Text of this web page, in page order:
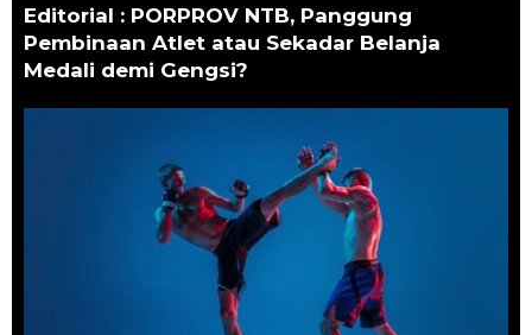
Editorial : PORPROV NTB, Panggung
Pembinaan Atlet atau Sekadar Belanja
Medali demi Gengsi?